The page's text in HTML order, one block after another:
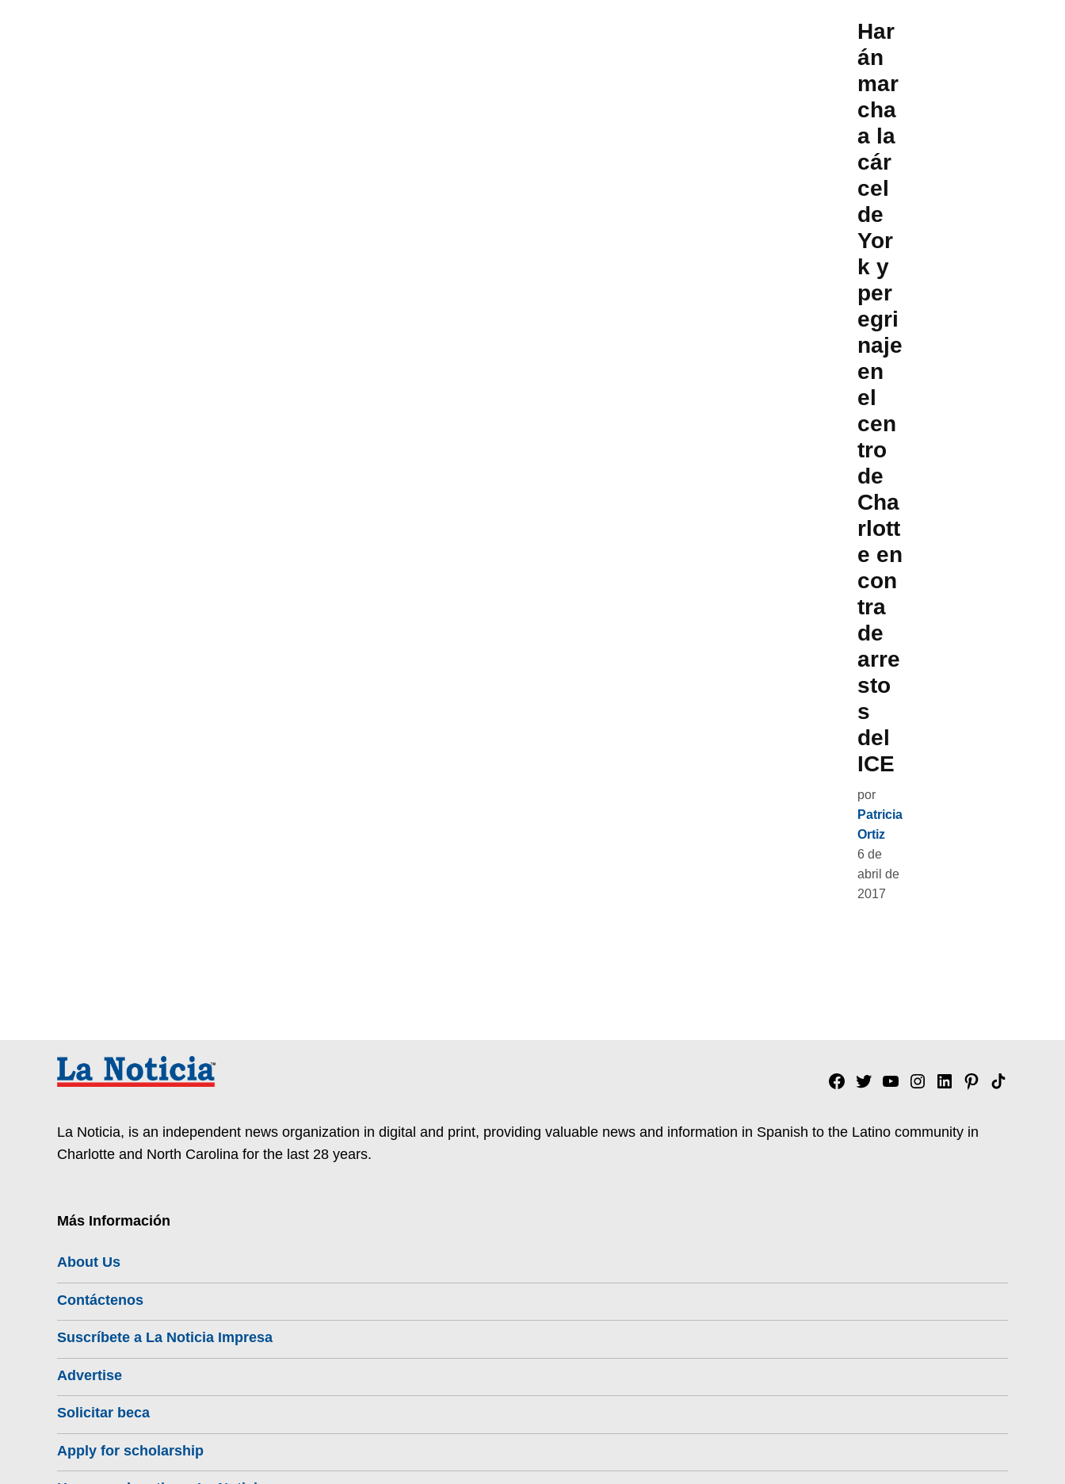
Har
án
mar
cha
a la
cár
cel
de
Yor
k y
per
egri
naje
en
el
cen
tro
de
Cha
rlott
e en
con
tra
de
arre
sto
s
del
ICE
por
Patricia
Ortiz
6 de
abril de
2017
Facebook
TwitterYouTubeInstagram
Linkedin
Pinterest
Tik
La Noticia, is an independent news organization in digital and print, providing valuable news and information in Spanish to the Latino community in
Charlotte and North Carolina for the last 28 years.
Más Información
About Us
Contáctenos
Suscríbete a La Noticia Impresa
Advertise
Solicitar beca
Apply for scholarship